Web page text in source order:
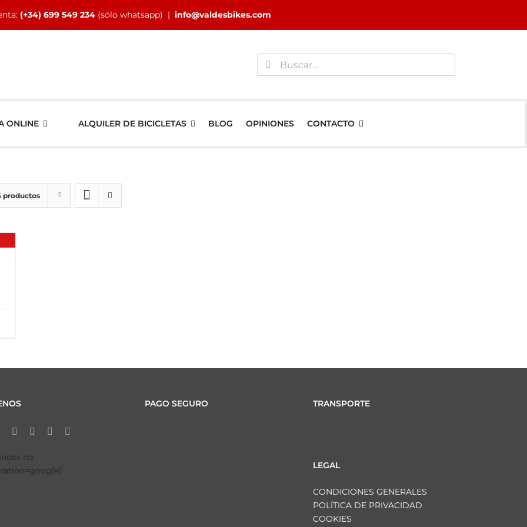
(+34) 699 549 234 (sólo whatsapp) | info@valdesbikes.com
Buscar:
ONLINE ALQUILER DE BICICLETAS BLOG OPINIONES CONTACTO
productos
no-
PAGO SEGURO TRANSPORTE
LEGAL
CONDICIONES GENERALES
POLÍTICA DE PRIVACIDAD
COOKIES